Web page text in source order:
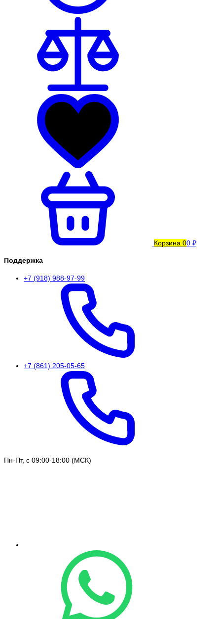
Корзина 00 ₽
Поддержка
+7 (918) 988-97-99
+7 (861) 205-05-65
Пн-Пт, с 09:00-18:00 (МСК)